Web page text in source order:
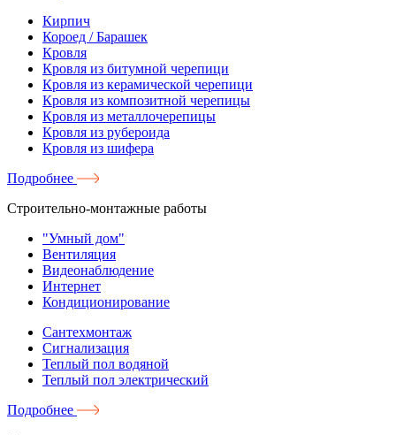
Кирпич
Короед / Барашек
Кровля
Кровля из битумной черепици
Кровля из керамической черепици
Кровля из композитной черепицы
Кровля из металлочерепицы
Кровля из рубероида
Кровля из шифера
Подробнее
Строительно-монтажные работы
"Умный дом"
Вентиляция
Видеонаблюдение
Интернет
Кондиционирование
Сантехмонтаж
Сигнализация
Теплый пол водяной
Теплый пол электрический
Подробнее